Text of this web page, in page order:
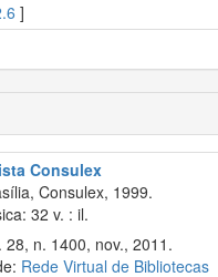
]
Consulex
Consulex, 1999.
32 v. : il.
n. 1400, nov., 2011.
Rede Virtual de Bibliotecas